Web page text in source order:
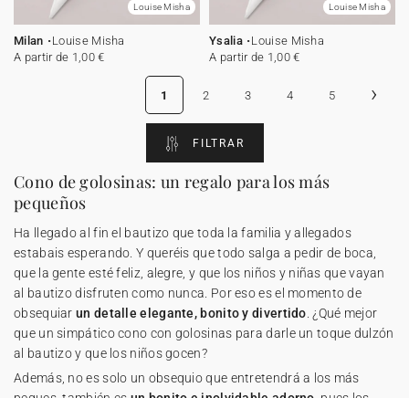
Louise Misha
Milan
Louise Misha
A partir de 1,00 €
Louise Misha
Ysalia
Louise Misha
A partir de 1,00 €
1 2 3 4 5 ›
FILTRAR
Cono de golosinas: un regalo para los más
pequeños
Ha llegado al fin el bautizo que toda la familia y allegados
estabais esperando. Y queréis que todo salga a pedir de boca,
que la gente esté feliz, alegre, y que los niños y niñas que vayan
al bautizo disfruten como nunca. Por eso es el momento de
obsequiar un detalle elegante, bonito y divertido . ¿Qué mejor
que un simpático cono con golosinas para darle un toque dulzón
al bautizo y que los niños gocen?
Además, no es solo un obsequio que entretendrá a los más